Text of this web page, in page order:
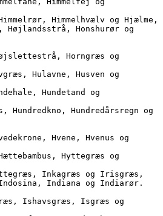
Himmelrør, Himmelhvælv og Hjælme,
Hættegræs, Inkagræs og Irisgræs,
Indosina, Indiana og Indiarør.